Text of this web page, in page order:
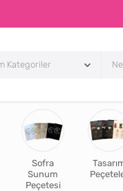
Sofra
Sunum
Peçetesi